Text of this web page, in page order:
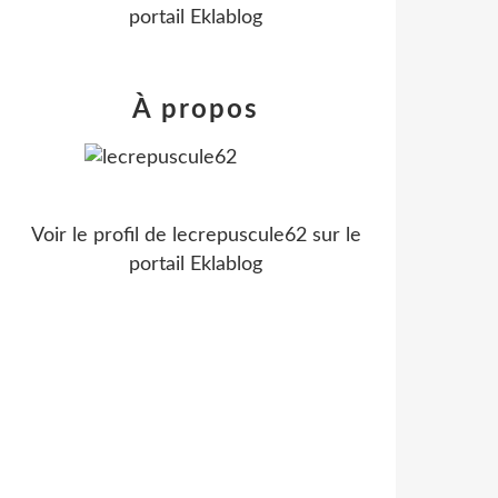
portail Eklablog
À propos
Voir le profil de lecrepuscule62sur le
portail Eklablog